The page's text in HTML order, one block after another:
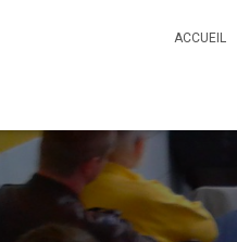
ACCUEIL